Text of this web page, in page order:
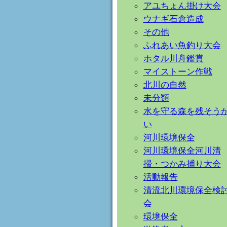
アユちょん掛け大会
ウナギ石倉造成
その他
ふれあい魚釣り大会
ホタル川舟鑑賞
マイストーン作戦
北川の自然
未分類
水を守る森を残そう
い
河川環境保全
河川環境保全河川清
掃・つかみ捕り大会
活動報告
清流北川環境保全検
会
環境保全